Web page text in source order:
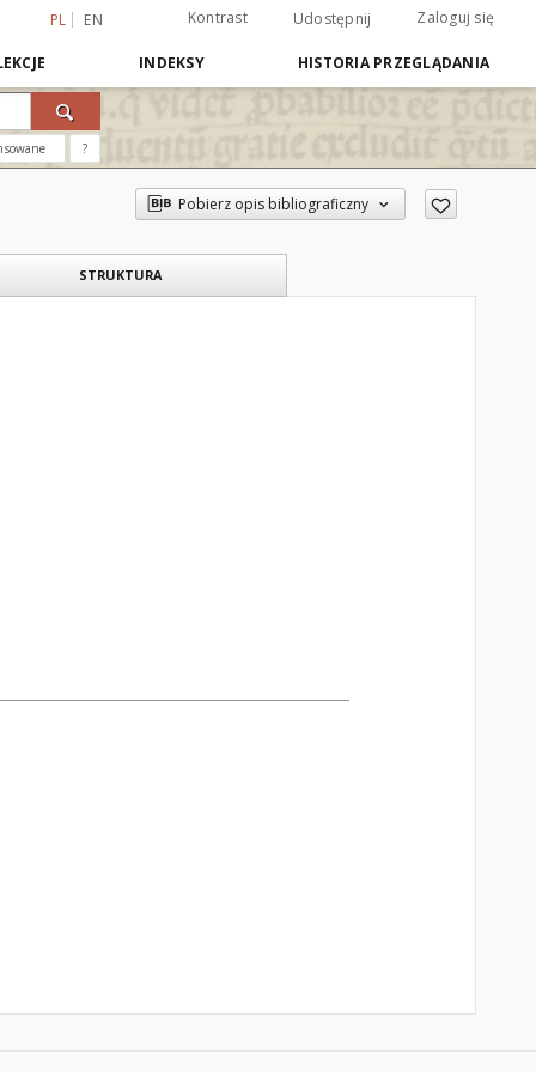
PL EN Kontrast Udostępnij Zaloguj się
INDEKSY HISTORIA PRZEGLĄDANIA
?
Pobierz opis bibliograficzny
STRUKTURA